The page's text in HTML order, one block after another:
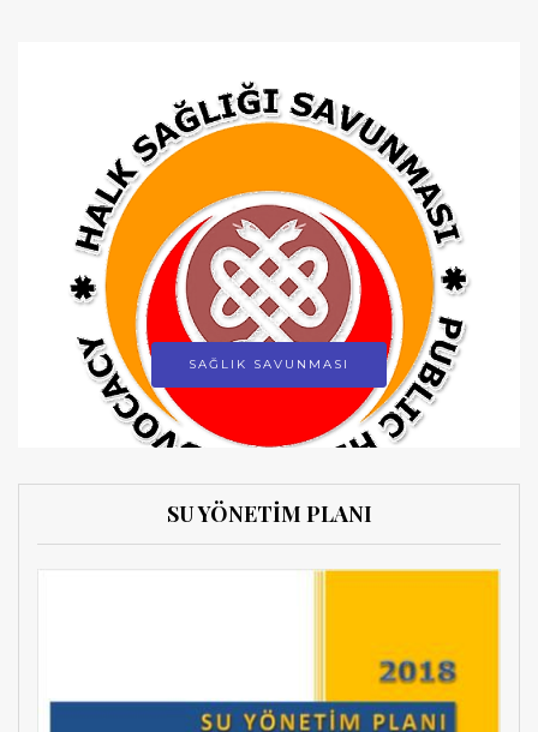
SAĞLIK SAVUNMASI
SU YÖNETİM PLANI